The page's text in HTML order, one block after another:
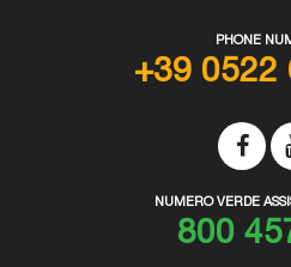
PHONE
+39 0522
NUMERO VERDE
800